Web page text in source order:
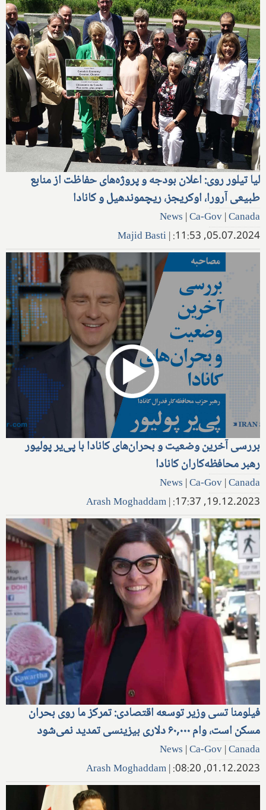
لیا تیلور روی: اعلان بودجه و پروژه‌های حفاظت از منابع
طبیعی آرورا، اوکریجز، ریچموندهیل و کانادا
News |Ca-Gov|Canada
05.07.2024, 11:53:
|
Majid Basti
بررسی آخرین وضعیت و بحران‌های کانادا با پی‌یر پولیور
رهبر محافظه‌کاران کانادا
News |Ca-Gov|Canada
19.12.2023, 17:37:
|
Arash Moghaddam
فیلومنا تسی وزیر توسعه اقتصادی: تمرکز ما روی بحران
مسکن است، وام ۶۰,۰۰۰ دلاری بیزینسی تمدید نمی‌شود
News |Ca-Gov|Canada
01.12.2023, 08:20:
|
Arash Moghaddam